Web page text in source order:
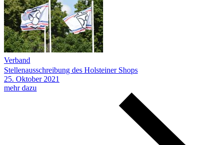
Verband
Stellenausschreibung des Holsteiner Shops
25. Oktober 2021
mehr dazu